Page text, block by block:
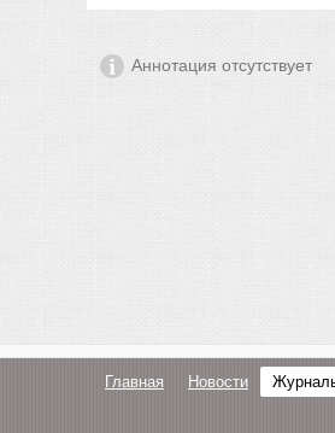
Аннотация отсутствует
Главная Новости